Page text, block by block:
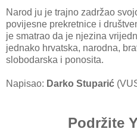
Narod ju je trajno zadržao
povijesne prekretnice i
je smatrao da je njezina
jednako hrvatska, narodna,
slobodarska i ponosita.
Napisao: Darko Stuparić
Podržite